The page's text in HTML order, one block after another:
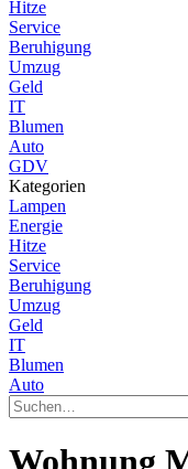
Hitze
Service
Beruhigung
Umzug
Geld
IT
Blumen
Auto
GDV
Kategorien
Lampen
Energie
Hitze
Service
Beruhigung
Umzug
Geld
IT
Blumen
Auto